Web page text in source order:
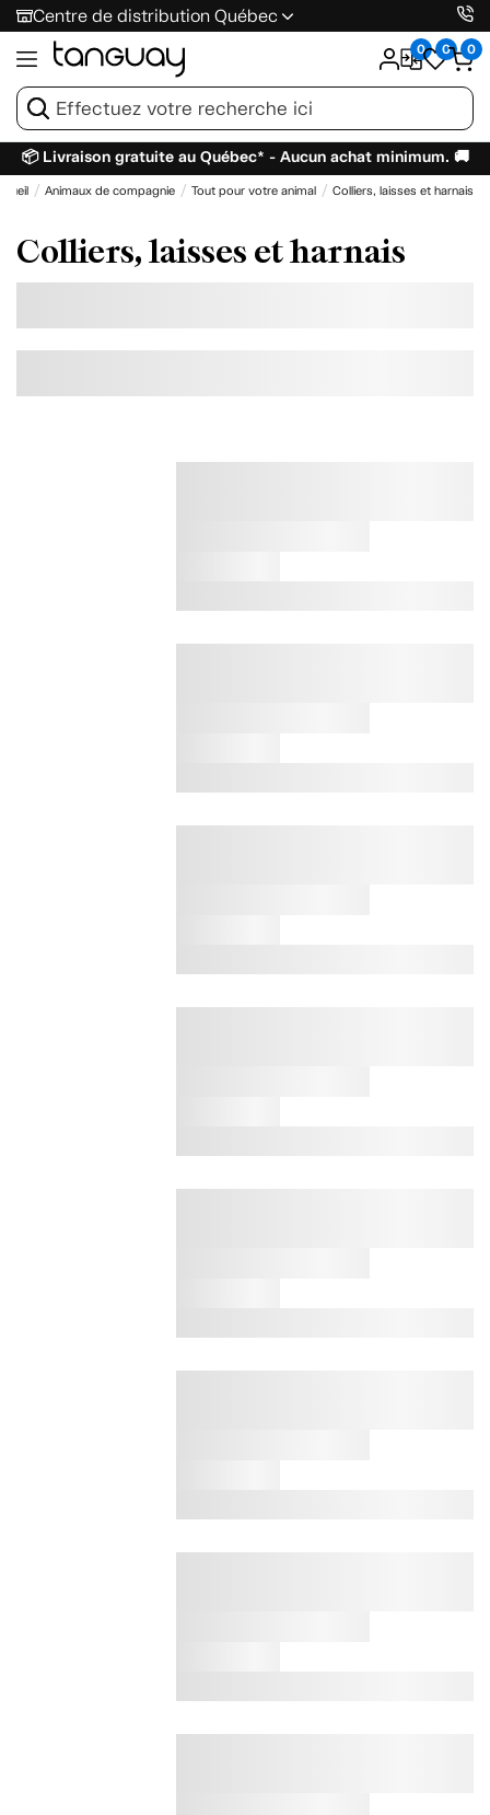
Centre de distribution Québec
0 0 0
📦 Livraison gratuite au Québec* - Aucun achat minimum. 🚚
Animaux de compagnie Tout pour votre animal Colliers, laisses et harnais
Colliers, laisses et harnais